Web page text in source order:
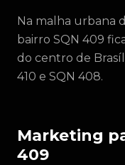
Na malha urbana
bairro SQN 409
do centro de
410 e SQN 408.
Marketing
409